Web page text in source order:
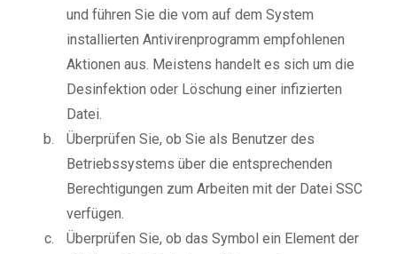
und führen Sie die vom auf dem System
installierten Antivirenprogramm empfohlenen
Aktionen aus. Meistens handelt es sich um die
Desinfektion oder Löschung einer infizierten
Datei.
Überprüfen Sie, ob Sie als Benutzer des
Betriebssystems über die entsprechenden
Berechtigungen zum Arbeiten mit der Datei SSC
verfügen.
Überprüfen Sie, ob das Symbol ein Element der